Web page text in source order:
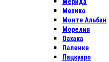
Мехико
Монте Альбан
Морелия
Оахака
Паленке
Пацкуаро